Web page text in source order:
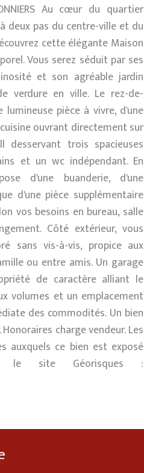
Au cœur du quartier
deux pas du centre-ville et du
cette élégante Maison
Vous serez séduit par ses
et son agréable jardin
verdure en ville. Le rez-de-
lumineuse pièce à vivre, d'une
ouvrant directement sur
trois spacieuses
et un wc indépendant. En
d'une buanderie, d'une
d'une pièce supplémentaire
vos besoins en bureau, salle
Côté extérieur, vous
sans vis-à-vis, propice aux
ou entre amis. Un garage
de caractère alliant le
volumes et un emplacement
des commodités. Un bien
charge vendeur. Les
auxquels ce bien est exposé
le site Géorisques :